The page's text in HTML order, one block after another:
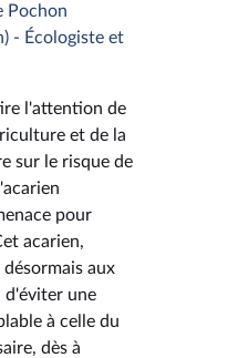
Pochon
- Écologiste et
l'attention de
et de la
sur le risque de
pour
acarien,
aux
d'éviter une
à celle du
dès à